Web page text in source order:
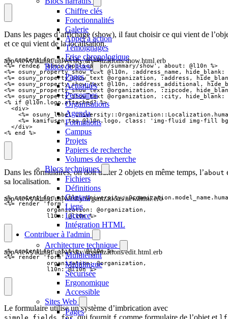
Chiffre clés
Fonctionnalités
Galerie
Appel à action
Témoignages
Frise chronologique
Blocs de listes
Pages
Actualités
Personnes
Organisations
Agenda
Formations
Campus
Projets
Papiers de recherche
Volumes de recherche
Blocs techniques
Fichiers
Définitions
Contact
Liens
Licence
Intégration HTML
Contribuer à l'admin
Architecture technique
Multitenant
Multilingue
Sécurisée
Ergonomique
Accessible
Sites Web
Pages
Dans les pages d’affichage (show), il faut choisir ce qui vient de
et ce qui vient de la localisation.
app/views/admin/university/organizations/show.html.erb
<% content_for :title, @l10n %>
<%= render 'admin/application/summary/show', about: @l10n %>
<%= osuny_property_show_text @l10n, :address_name, hide_blank:
<%= osuny_property_show_text @organization, :address,
<%= osuny_property_show_text @l10n, :address_additional,
<%= osuny_property_show_text @organization, :zipcode,
<%= osuny_property_show_text @organization, :city, hide_blank:
<% if @l10n.logo.attached? %>
  <div>
<%= osuny_label
<%= kamifusen_tag @l10n.logo, class: 'img-fluid img-fill
  </div>
<% end %>
Dans les formulaires, on doit traiter 2 objets en même temps, l’about
sa localisation.
app/views/admin/university/organizations/new.html.erb
<% content_for :title,
<%= render 'form',
            organization: @organization,
            l10n: @l10n %>
app/views/admin/university/organizations/edit.html.erb
<% content_for :title, @l10n %>
<%= render 'form',
            organization: @organization,
            l10n: @l10n %>
Le formulaire utilise un système d’imbrication avec